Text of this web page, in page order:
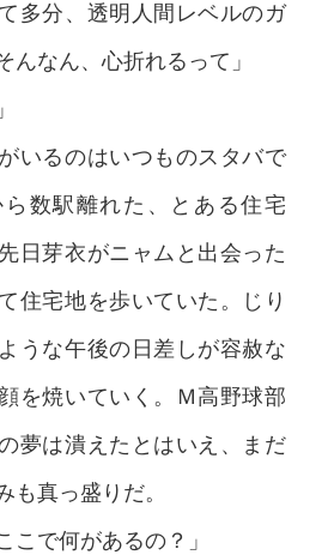
多分、透明人間レベルのガ
んなん、心折れるって」
いるのはいつものスタバで
数駅離れた、とある住宅
日芽衣がニャムと出会った
住宅地を歩いていた。じり
うな午後の日差しが容赦な
を焼いていく。Ｍ高野球部
夢は潰えたとはいえ、まだ
も真っ盛りだ。
こで何があるの？」